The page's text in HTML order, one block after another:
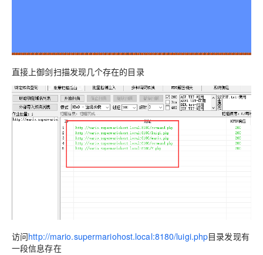
直接上御剑扫描发现几个存在的目录
访问http://mario.supermariohost.local:8180/luigi.php目录发现有
一段信息存在